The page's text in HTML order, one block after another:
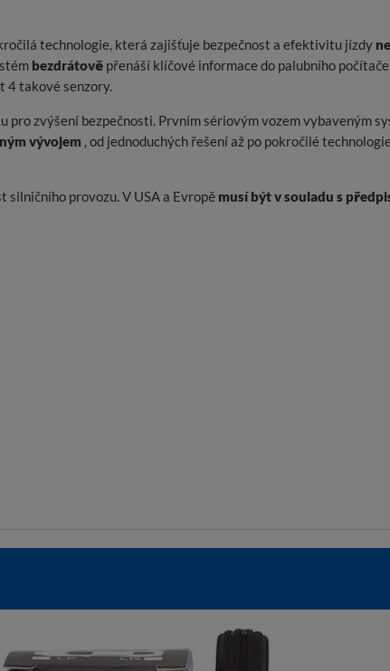
technologie, která zajišťuje bezpečnost a efektivitu jízdy
bezdrátově přenáší klíčové informace do palubního
4 takové senzory.
zvýšení bezpečnosti. Prvním sériovým vozem vybaveným
vývojem , od jednoduchých řešení až po pokročilé
provozu. V USA a Evropě musí být v souladu s